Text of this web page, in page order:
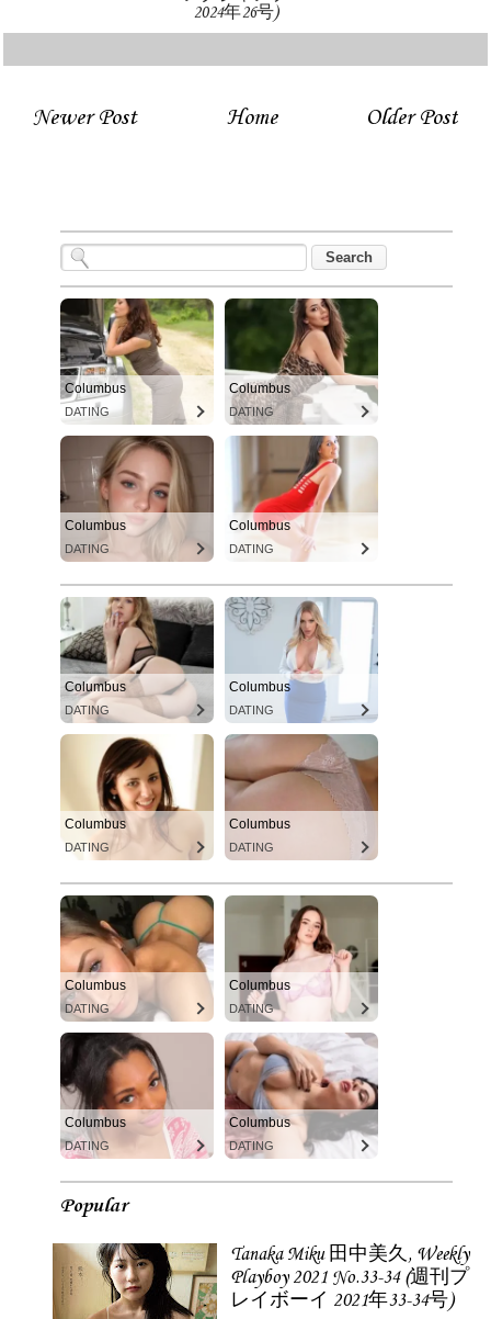
2024年26号)
Newer Post Older Post
Home
Columbus
DATING
Columbus
DATING
Columbus
DATING
Columbus
DATING
Columbus
DATING
Columbus
DATING
Columbus
DATING
Columbus
DATING
Columbus
DATING
Columbus
DATING
Columbus
DATING
Columbus
DATING
Popular
Tanaka Miku 田中美久, Weekly
Playboy 2021 No.33-34 (週刊プ
レイボーイ 2021年33-34号)